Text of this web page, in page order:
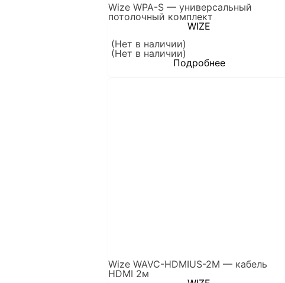
Wize WPA-S — универсальный
потолочный комплект
WIZE
(Нет в наличии)
(Нет в наличии)
Подробнее
Wize WAVC-HDMIUS-2M — кабель
HDMI 2м